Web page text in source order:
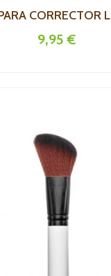
CORRECTOR
9,95 €